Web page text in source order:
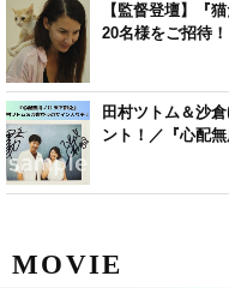
MOVIE
【監督登壇】『
20名様をご招待！
田村ツトム＆沙
ント！／『心配無